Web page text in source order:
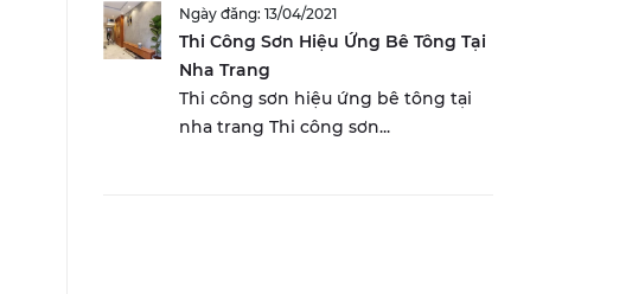
Ngày đăng: 13/04/2021
Thi Công Sơn Hiệu Ứng Bê Tông Tại
Nha Trang
Thi công sơn hiệu ứng bê tông tại
nha trang Thi công sơn...